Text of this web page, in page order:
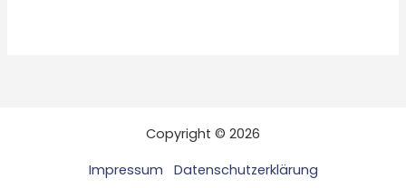
Copyright © 2026
Impressum Datenschutzerklärung